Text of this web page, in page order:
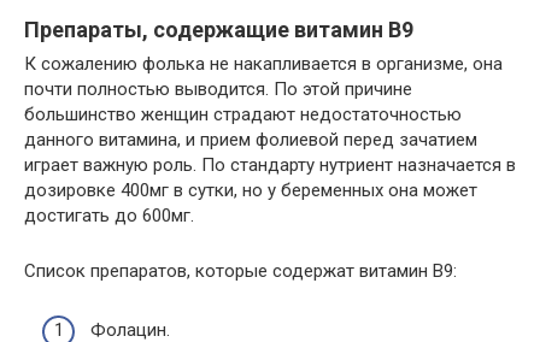
Препараты, содержащие витамин В9
К сожалению фолька не накапливается в организме, она
почти полностью выводится. По этой причине
большинство женщин страдают недостаточностью
данного витамина, и прием фолиевой перед зачатием
играет важную роль. По стандарту нутриент назначается в
дозировке 400мг в сутки, но у беременных она может
достигать до 600мг.
Список препаратов, которые содержат витамин В9:
Фолацин.